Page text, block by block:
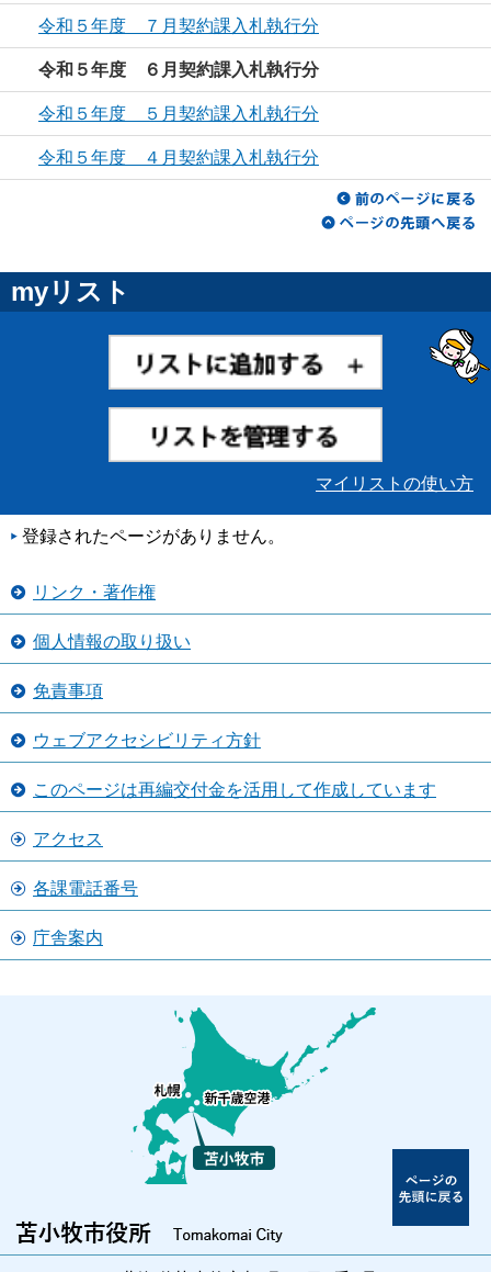
令和５年度 ７月契約課入札執行分
令和５年度 ６月契約課入札執行分
令和５年度 ５月契約課入札執行分
令和５年度 ４月契約課入札執行分
myリスト
マイリストの使い方
登録されたページがありません。
リンク・著作権
個人情報の取り扱い
免責事項
ウェブアクセシビリティ方針
このページは再編交付金を活用して作成しています
アクセス
各課電話番号
庁舎案内